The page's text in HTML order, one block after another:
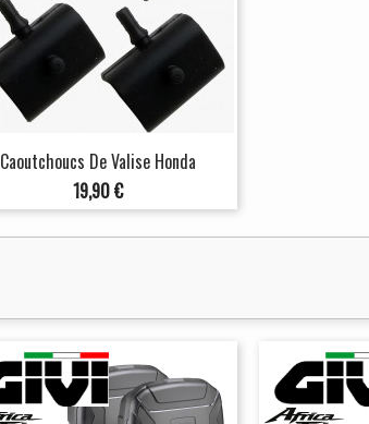
Caoutchoucs De Valise Honda
Prix
19,90 €